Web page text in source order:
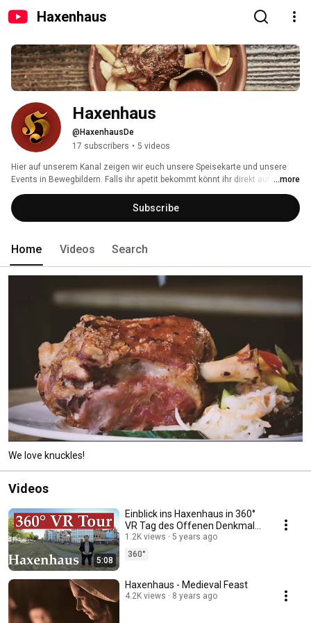
Haxenhaus
Haxenhaus
@HaxenhausDe
17 subscribers • 5 videos
Hier auf unserem Kanal zeigen wir euch unsere Speisekarte und unsere
Events in Bewegbildern. Falls ihr apetit bekommt könnt ihr direkt auf die
darunterstehenden Links sofort einen platz reservieren und/oder eine
Eventanfrage ausfüllen.
...more
Subscribe
Home Videos Search
We love knuckles!
Videos
5:08
Einblick ins Haxenhaus in 360°
VR Tag des Offenen Denkmals
2020 Köln
1.2K views
5 years ago
360°
Haxenhaus - Medieval Feast
4.2K views 8 years ago